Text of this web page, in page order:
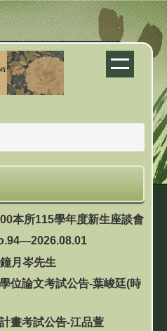
本所115學年度新生座談會
月岑先生
位論文考試公告-葉峻廷(時
畫考試公告-江品萱